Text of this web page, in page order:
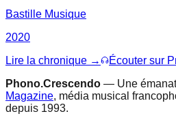
Bastille Musique
2020
Lire la chronique →
Écouter sur
Phono.Crescendo — Une
Magazine, média musical
depuis 1993.